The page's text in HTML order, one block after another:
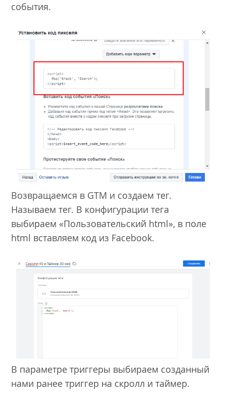
события.
Возвращаемся в GTM и создаем тег.
Называем тег. В конфигурации тега
выбираем «Пользовательский html», в поле
html вставляем код из Facebook.
В параметре триггеры выбираем созданный
нами ранее триггер на скролл и таймер.